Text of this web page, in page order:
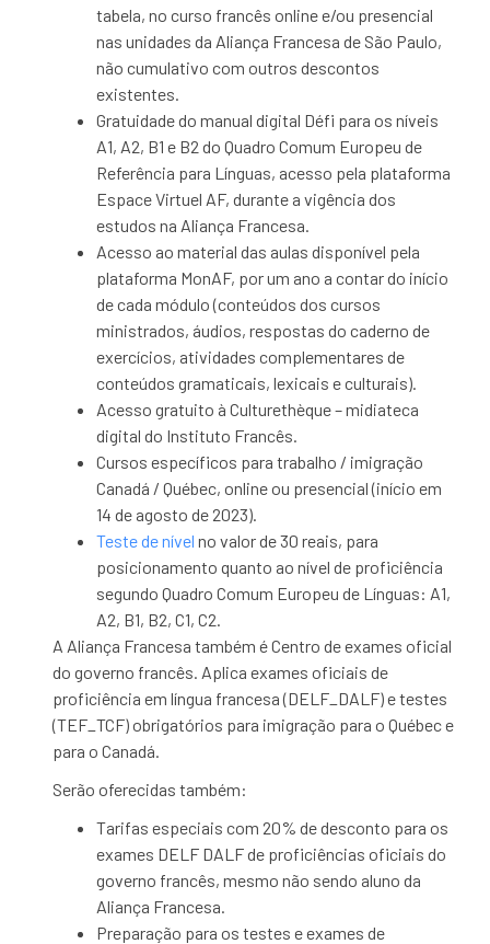
tabela, no curso francês online e/ou presencial
nas unidades da Aliança Francesa de São Paulo,
não cumulativo com outros descontos
existentes.
Gratuidade do manual digital Défi para os níveis
A1, A2, B1 e B2 do Quadro Comum Europeu de
Referência para Línguas, acesso pela plataforma
Espace Virtuel AF, durante a vigência dos
estudos na Aliança Francesa.
Acesso ao material das aulas disponível pela
plataforma MonAF, por um ano a contar do início
de cada módulo (conteúdos dos cursos
ministrados, áudios, respostas do caderno de
exercícios, atividades complementares de
conteúdos gramaticais, lexicais e culturais).
Acesso gratuito à Culturethèque – midiateca
digital do Instituto Francês.
Cursos específicos para trabalho / imigração
Canadá / Québec, online ou presencial (início em
14 de agosto de 2023).
Teste de nível no valor de 30 reais, para
posicionamento quanto ao nível de proficiência
segundo Quadro Comum Europeu de Línguas: A1,
A2, B1, B2, C1, C2.
A Aliança Francesa também é Centro de exames oficial
do governo francês. Aplica exames oficiais de
proficiência em língua francesa (DELF_DALF) e testes
(TEF_TCF) obrigatórios para imigração para o Québec e
para o Canadá.
Serão oferecidas também:
Tarifas especiais com 20% de desconto para os
exames DELF DALF de proficiências oficiais do
governo francês, mesmo não sendo aluno da
Aliança Francesa.
Preparação para os testes e exames de